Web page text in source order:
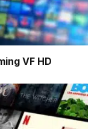
VF HD